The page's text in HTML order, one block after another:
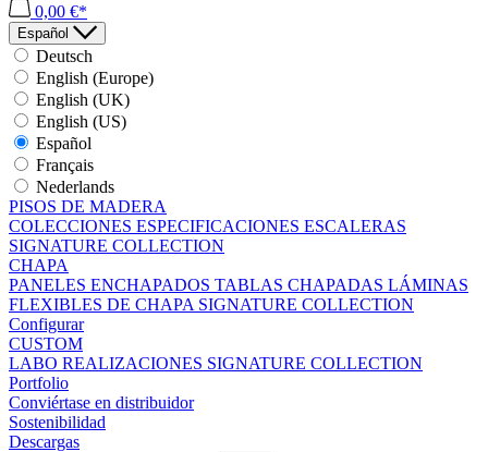
0,00 €*
Español
Deutsch
English (Europe)
English (UK)
English (US)
Español
Français
Nederlands
PISOS DE MADERA
COLECCIONES ESPECIFICACIONES ESCALERAS
SIGNATURE COLLECTION
CHAPA
PANELES ENCHAPADOS TABLAS CHAPADAS LÁMINAS
FLEXIBLES DE CHAPA SIGNATURE COLLECTION
Configurar
CUSTOM
LABO REALIZACIONES SIGNATURE COLLECTION
Portfolio
Conviértase en distribuidor
Sostenibilidad
Descargas